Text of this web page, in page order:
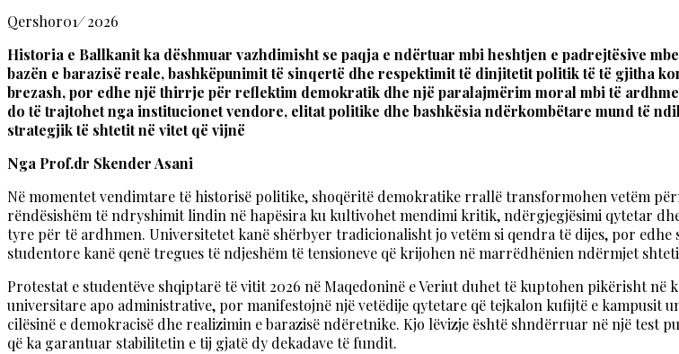
Qershor01/2026
Historia e Ballkanit ka dëshmuar vazhdimisht se paqja e ndërtuar mbi heshtjen e padrejtësive
bazën e barazisë reale, bashkëpunimit të sinqertë dhe respektimit të dinjitetit politik të të gjitha
brezash, por edhe një thirrje për reflektim demokratik dhe një paralajmërim moral mbi të
do të trajtohet nga institucionet vendore, elitat politike dhe bashkësia ndërkombëtare mund të
strategjik të shtetit në vitet që vijnë
Nga Prof.dr Skender Asani
Në momentet vendimtare të historisë politike, shoqëritë demokratike rrallë transformohen vetëm
rëndësishëm të ndryshimit lindin në hapësira ku kultivohet mendimi kritik, ndërgjegjësimi qytetar
tyre për të ardhmen. Universitetet kanë shërbyer tradicionalisht jo vetëm si qendra të dijes, por
studentore kanë qenë tregues të ndjeshëm të tensioneve që krijohen në marrëdhënien ndërmjet
Protestat e studentëve shqiptarë të vitit 2026 në Maqedoninë e Veriut duhet të kuptohen pikërisht
universitare apo administrative, por manifestojnë një vetëdije qytetare që tejkalon kufijtë e
cilësinë e demokracisë dhe realizimin e barazisë ndëretnike. Kjo lëvizje është shndërruar në një
që ka garantuar stabilitetin e tij gjatë dy dekadave të fundit.